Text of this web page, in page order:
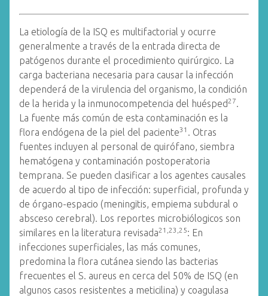
La etiología de la ISQ es multifactorial y ocurre
generalmente a través de la entrada directa de
patógenos durante el procedimiento quirúrgico. La
carga bacteriana necesaria para causar la infección
dependerá de la virulencia del organismo, la condición
de la herida y la inmunocompetencia del huésped27.
La fuente más común de esta contaminación es la
flora endógena de la piel del paciente31 . Otras
fuentes incluyen al personal de quirófano, siembra
hematógena y contaminación postoperatoria
temprana. Se pueden clasificar a los agentes causales
de acuerdo al tipo de infección: superficial, profunda y
de órgano-espacio (meningitis, empiema subdural o
absceso cerebral). Los reportes microbiólogicos son
similares en la literatura revisada21,23,25: En
infecciones superficiales, las más comunes,
predomina la flora cutánea siendo las bacterias
frecuentes el S. aureus en cerca del 50% de ISQ (en
algunos casos resistentes a meticilina) y coagulasa